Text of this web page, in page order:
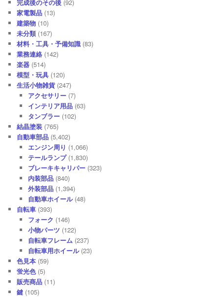
完成後のその後 (92)
家電製品 (13)
建築物 (10)
未分類 (167)
材料・工具・予備知識 (83)
業務連絡 (142)
楽器 (514)
模型・玩具 (120)
生活小物雑貨 (247)
アクセサリー(7)
インテリア用品(63)
タンブラー(102)
結晶塗装 (765)
自動車部品 (5,402)
エンジン周り (1,066)
テールランプ(1,830)
ブレーキキャリパー(323)
内装部品(840)
外装部品(1,394)
自動車ホイール(48)
自転車 (393)
フォーク (146)
小物パーツ (122)
自転車フレーム(237)
自転車用ホイール(23)
色見本 (59)
蛍光色(5)
販売商品 (11)
鍵 (105)